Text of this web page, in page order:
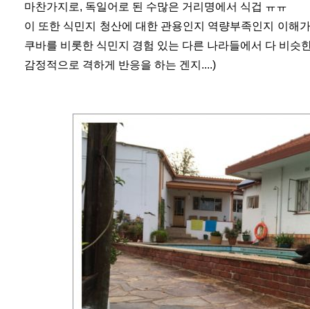
마찬가지로, 독일어로 된 수많은 거리명에서 식겁 ㅠㅠ
이 또한 식민지 청산에 대한 관용인지 역량부족인지 이해
쿠바를 비롯한 식민지 경험 있는 다른 나라들에서 다 비슷
감정적으로 격하게 반응을 하는 겐지....)